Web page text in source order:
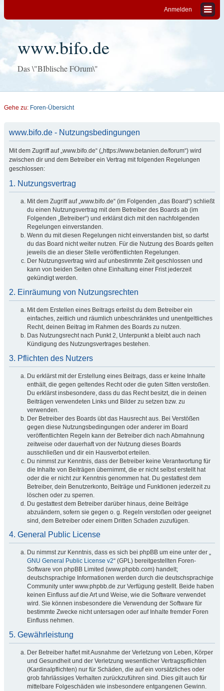
Anmelden
www.bifo.de
Das \"BIblische FOrum\"
Gehe zu: Foren-Übersicht
www.bifo.de - Nutzungsbedingungen
Mit dem Zugriff auf „www.bifo.de“ („https://www.betanien.de/forum“) wird
zwischen dir und dem Betreiber ein Vertrag mit folgenden Regelungen
geschlossen:
1. Nutzungsvertrag
Mit dem Zugriff auf „www.bifo.de“ (im Folgenden „das Board“) schließt
du einen Nutzungsvertrag mit dem Betreiber des Boards ab (im
Folgenden „Betreiber“) und erklärst dich mit den nachfolgenden
Regelungen einverstanden.
Wenn du mit diesen Regelungen nicht einverstanden bist, so darfst
du das Board nicht weiter nutzen. Für die Nutzung des Boards gelten
jeweils die an dieser Stelle veröffentlichten Regelungen.
Der Nutzungsvertrag wird auf unbestimmte Zeit geschlossen und
kann von beiden Seiten ohne Einhaltung einer Frist jederzeit
gekündigt werden.
2. Einräumung von Nutzungsrechten
Mit dem Erstellen eines Beitrags erteilst du dem Betreiber ein
einfaches, zeitlich und räumlich unbeschränktes und unentgeltliches
Recht, deinen Beitrag im Rahmen des Boards zu nutzen.
Das Nutzungsrecht nach Punkt 2, Unterpunkt a bleibt auch nach
Kündigung des Nutzungsvertrages bestehen.
3. Pflichten des Nutzers
Du erklärst mit der Erstellung eines Beitrags, dass er keine Inhalte
enthält, die gegen geltendes Recht oder die guten Sitten verstoßen.
Du erklärst insbesondere, dass du das Recht besitzt, die in deinen
Beiträgen verwendeten Links und Bilder zu setzen bzw. zu
verwenden.
Der Betreiber des Boards übt das Hausrecht aus. Bei Verstößen
gegen diese Nutzungsbedingungen oder anderer im Board
veröffentlichten Regeln kann der Betreiber dich nach Abmahnung
zeitweise oder dauerhaft von der Nutzung dieses Boards
ausschließen und dir ein Hausverbot erteilen.
Du nimmst zur Kenntnis, dass der Betreiber keine Verantwortung für
die Inhalte von Beiträgen übernimmt, die er nicht selbst erstellt hat
oder die er nicht zur Kenntnis genommen hat. Du gestattest dem
Betreiber, dein Benutzerkonto, Beiträge und Funktionen jederzeit zu
löschen oder zu sperren.
Du gestattest dem Betreiber darüber hinaus, deine Beiträge
abzuändern, sofern sie gegen o. g. Regeln verstoßen oder geeignet
sind, dem Betreiber oder einem Dritten Schaden zuzufügen.
4. General Public License
Du nimmst zur Kenntnis, dass es sich bei phpBB um eine unter der „
GNU General Public License v2“ (GPL) bereitgestellten Foren-
Software von phpBB Limited (www.phpbb.com) handelt;
deutschsprachige Informationen werden durch die deutschsprachige
Community unter www.phpbb.de zur Verfügung gestellt. Beide haben
keinen Einfluss auf die Art und Weise, wie die Software verwendet
wird. Sie können insbesondere die Verwendung der Software für
bestimmte Zwecke nicht untersagen oder auf Inhalte fremder Foren
Einfluss nehmen.
5. Gewährleistung
Der Betreiber haftet mit Ausnahme der Verletzung von Leben, Körper
und Gesundheit und der Verletzung wesentlicher Vertragspflichten
(Kardinalpflichten) nur für Schäden, die auf ein vorsätzliches oder
grob fahrlässiges Verhalten zurückzuführen sind. Dies gilt auch für
mittelbare Folgeschäden wie insbesondere entgangenen Gewinn.